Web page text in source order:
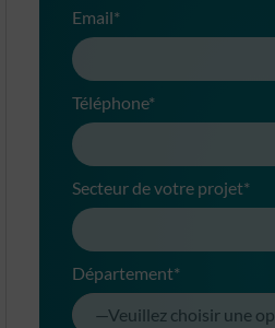
Email*
Téléphone*
Secteur de votre projet*
Département*